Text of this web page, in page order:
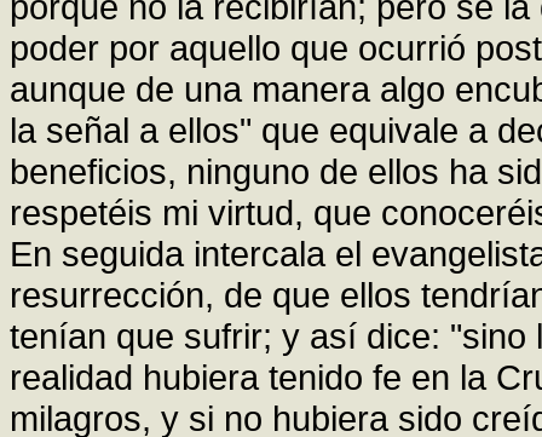
poder por aquello que ocurrió
aunque de una manera algo
la señal a ellos" que equivale a
beneficios, ninguno de ellos ha
respetéis mi virtud, que
En seguida intercala el
resurrección, de que ellos
tenían que sufrir; y así dice:
realidad hubiera tenido fe en la
milagros, y si no hubiera sido